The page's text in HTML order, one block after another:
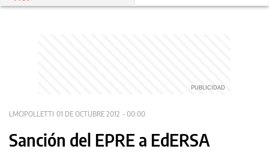
LMCIPOLLETTI 01 DE OCTUBRE 2012 - 00:00
Sanción del EPRE a EdERSA